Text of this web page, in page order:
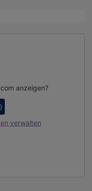
anzeigen?
verwalten